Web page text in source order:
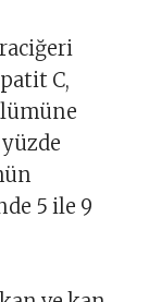
C,
5 ile 9